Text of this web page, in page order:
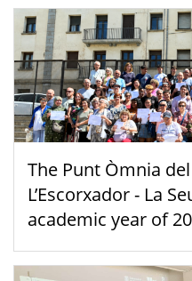
The Punt Òmnia
L’Escorxador - La
academic year of